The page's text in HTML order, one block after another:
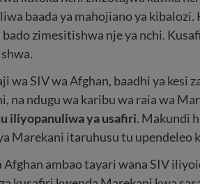
baada ya mahojiano ya
zimesitishwa nje ya nchi.
wa SIV wa Afghan, baadhi ya kesi
na ndugu wa karibu wa raia wa
iliyopanuliwa ya usafiri. Makundi
Marekani itaruhusu tu upendeleo
Afghan ambao tayari wana SIV